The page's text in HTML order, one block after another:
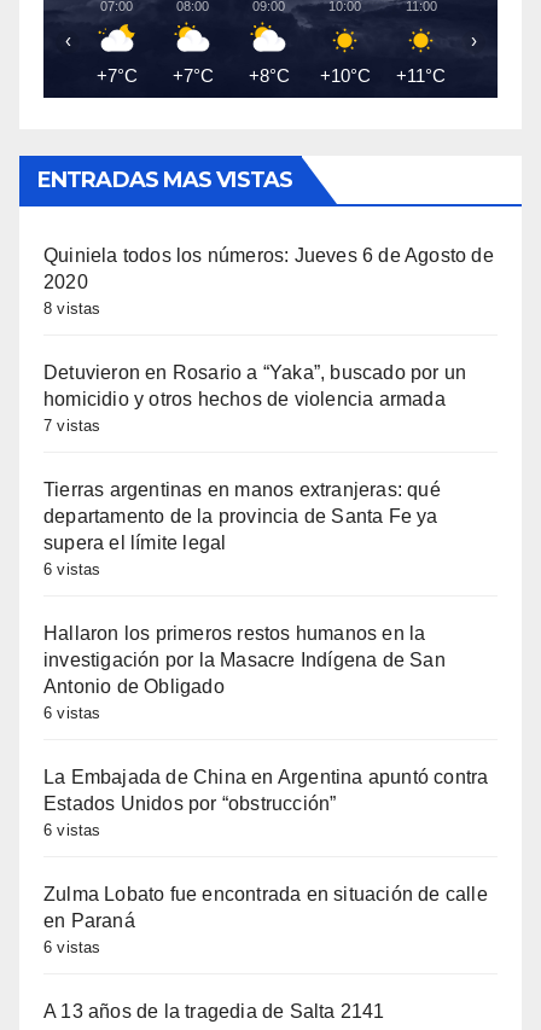
07:00
+7°C
08:00
+7°C
09:00
+8°C
10:00
+10°C
11:00
+11°C
‹ ›
ENTRADAS MAS VISTAS
Quiniela todos los números: Jueves 6 de Agosto de
2020
8 vistas
Detuvieron en Rosario a “Yaka”, buscado por un
homicidio y otros hechos de violencia armada
7 vistas
Tierras argentinas en manos extranjeras: qué
departamento de la provincia de Santa Fe ya
supera el límite legal
6 vistas
Hallaron los primeros restos humanos en la
investigación por la Masacre Indígena de San
Antonio de Obligado
6 vistas
La Embajada de China en Argentina apuntó contra
Estados Unidos por “obstrucción”
6 vistas
Zulma Lobato fue encontrada en situación de calle
en Paraná
6 vistas
A 13 años de la tragedia de Salta 2141